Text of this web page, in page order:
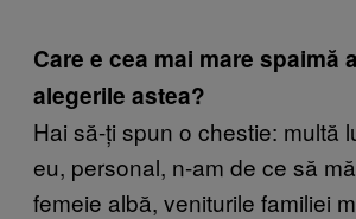
Care e cea mai mare spaimă
alegerile astea?
Hai să-ți spun o chestie: multă
eu, personal, n-am de ce să
femeie albă, veniturile familiei